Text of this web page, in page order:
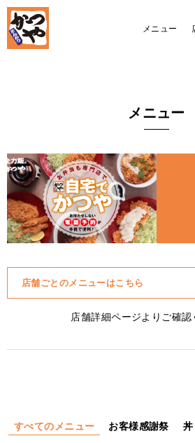
メニュー
メニュー
店舗ごとのメニューはこちら
店舗詳細ページよりご確認
すべてのメニュー お客様感謝祭 丼